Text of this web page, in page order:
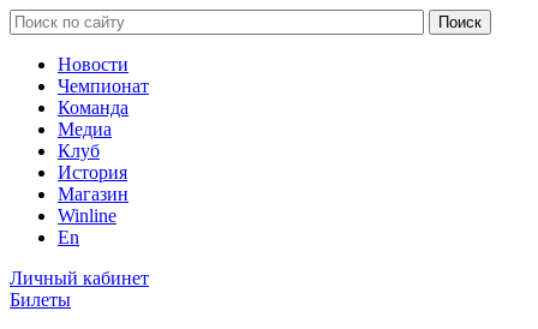
Новости
Чемпионат
Команда
Медиа
Клуб
История
Магазин
Winline
En
Личный кабинет
Билеты